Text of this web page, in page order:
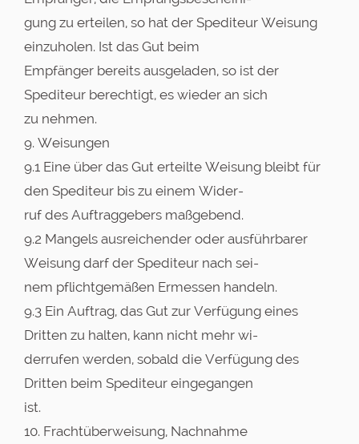
gung zu erteilen, so hat der Spediteur Weisung
einzuholen. Ist das Gut beim
Empfänger bereits ausgeladen, so ist der
Spediteur berechtigt, es wieder an sich
zu nehmen.
9. Weisungen
9.1 Eine über das Gut erteilte Weisung bleibt für
den Spediteur bis zu einem Wider-
ruf des Auftraggebers maßgebend.
9.2 Mangels ausreichender oder ausführbarer
Weisung darf der Spediteur nach sei-
nem pflichtgemäßen Ermessen handeln.
9.3 Ein Auftrag, das Gut zur Verfügung eines
Dritten zu halten, kann nicht mehr wi-
derrufen werden, sobald die Verfügung des
Dritten beim Spediteur eingegangen
ist.
10. Frachtüberweisung, Nachnahme